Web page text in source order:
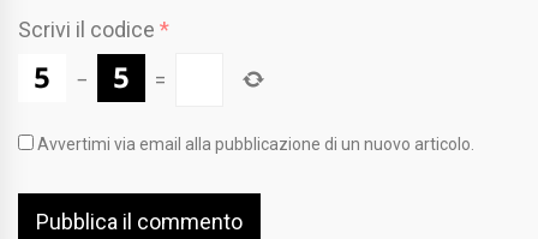
Scrivi il codice *
−
=
Avvertimi via email alla pubblicazione di un nuovo articolo.